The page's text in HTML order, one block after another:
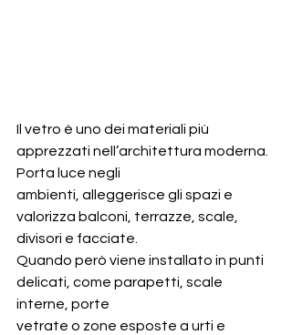
Il vetro è uno dei materiali più
apprezzati nell’architettura moderna.
Porta luce negli
ambienti, alleggerisce gli spazi e
valorizza balconi, terrazze, scale,
divisori e facciate.
Quando però viene installato in punti
delicati, come parapetti, scale
interne, porte
vetrate o zone esposte a urti e